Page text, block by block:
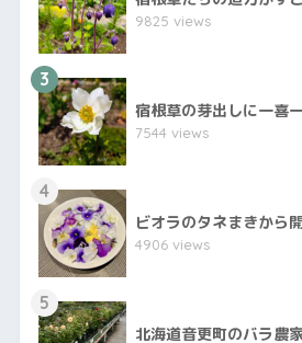
9825 views
3
宿根草の芽出しに一喜
7544 views
4
ビオラのタネまきから
4906 views
5
北海道音更町のバラ農